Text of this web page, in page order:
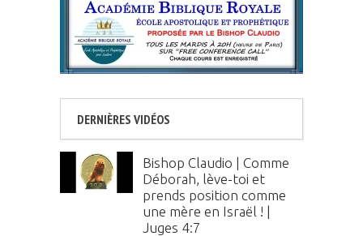
DERNIÈRES VIDÉOS
Bishop Claudio | Comme
Déborah, lève-toi et
prends position comme
une mère en Israël ! |
Juges 4:7